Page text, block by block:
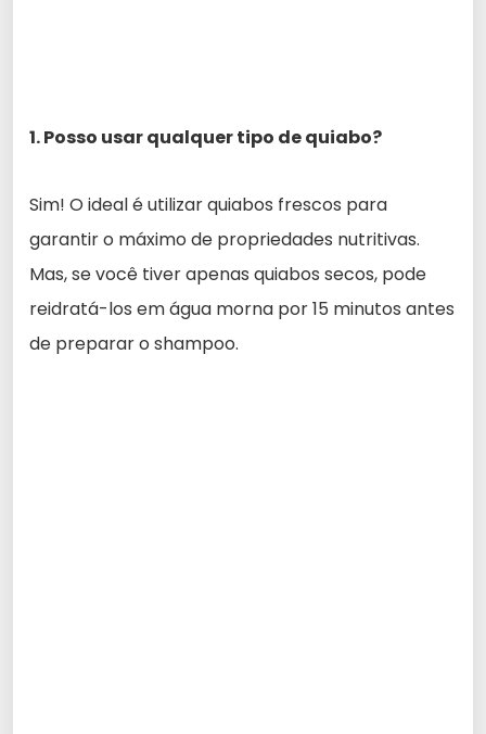
1. Posso usar qualquer tipo de quiabo?
Sim! O ideal é utilizar quiabos frescos para
garantir o máximo de propriedades nutritivas.
Mas, se você tiver apenas quiabos secos, pode
reidratá-los em água morna por 15 minutos antes
de preparar o shampoo.